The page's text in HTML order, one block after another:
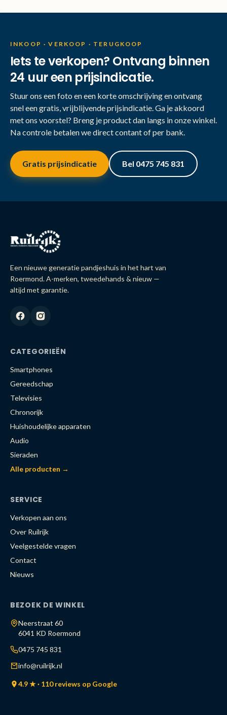
INKOOP · VERKOOP · TERUGKOOP
Iets te verkopen? Ontvang binnen
24 uur een prijsindicatie.
Stuur ons een foto en een korte omschrijving en ontvang
snel een gratis, vrijblijvende prijsindicatie. Ga je akkoord
met ons voorstel? Breng je product dan langs in onze winkel.
Na controle betalen we direct contant of per bank.
Gratis prijsindicatie Bel 0475 745 831
Een nieuwe generatie pandjeshuis in het hart van
Roermond. A-merken, tweedehands & nieuw —
altijd met garantie.
CATEGORIEËN
Smartphones
Gereedschap
Televisies
Chronorijk
Huishoudelijke apparaten
Audio
Sieraden
Alle producten →
SERVICE
Verkopen aan ons
Over Ruilrijk
Veelgestelde vragen
Contact
Nieuws
BEZOEK DE WINKEL
Neerstraat 60
6041 KD Roermond
0475 745 831
info@ruilrijk.nl
4.9 ★ · 110 reviews op Google